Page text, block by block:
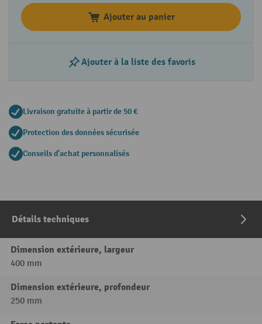
Ajouter au panier
Ajouter à la liste des favoris
Livraison gratuite à partir de 50 €
Protection des données sécurisée
Conseils d'achat personnalisés
Détails techniques
Dimension extérieure, largeur
400 mm
Dimension extérieure, profondeur
250 mm